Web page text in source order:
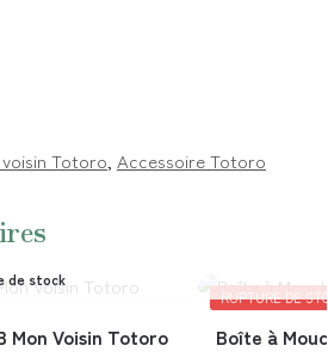
Totoro, Accessoire Totoro
de stock
Mon Voisin Totoro
RUPTURE DE
Boîte à